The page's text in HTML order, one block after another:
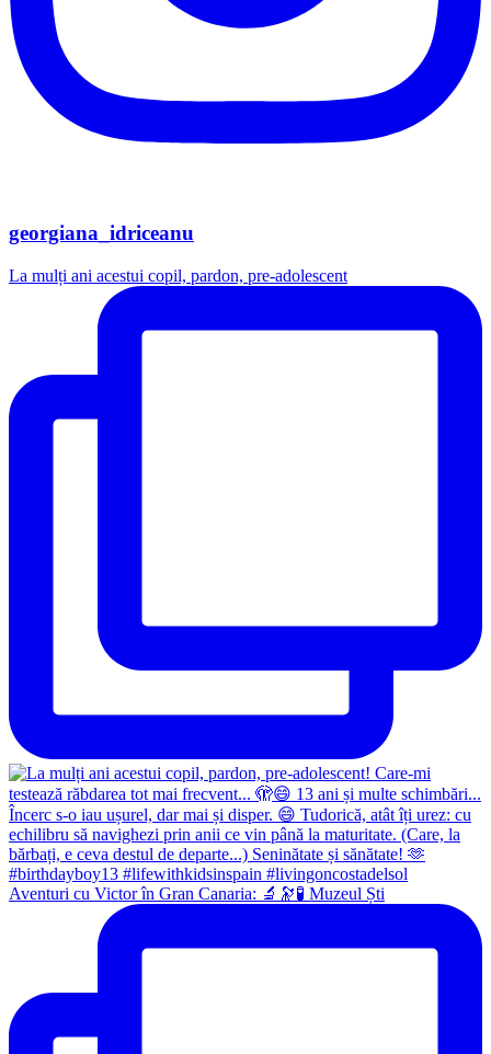
georgiana_idriceanu
La mulți ani acestui copil, pardon, pre-adolescent
Aventuri cu Victor în Gran Canaria: 🔬🔭🧪 Muzeul Ști